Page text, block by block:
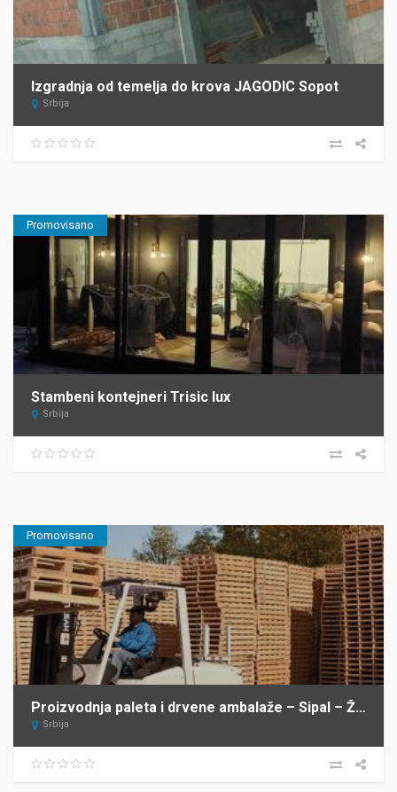
Izgradnja od temelja do krova JAGODIC Sopot
Srbija
Promovisano
Stambeni kontejneri Trisic lux
Srbija
Promovisano
Proizvodnja paleta i drvene ambalaže – Sipal – Žabalj
Srbija